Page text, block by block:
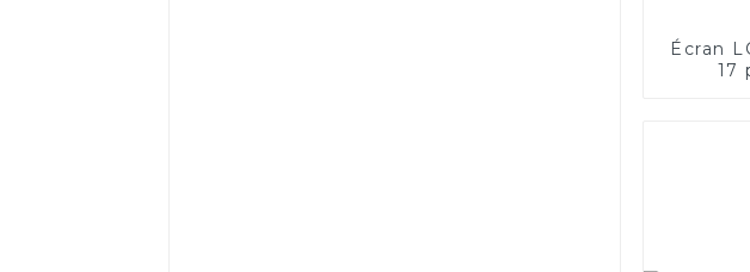
Écran
17